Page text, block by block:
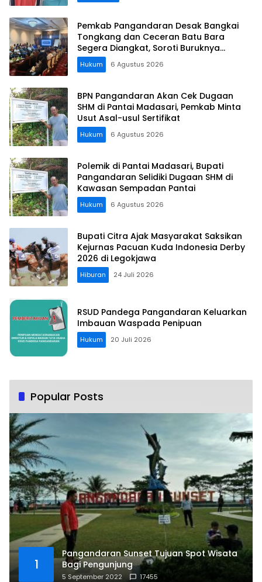
Pemkab Pangandaran Desak Bangkai
Tongkang dan Ceceran Batu Bara
Segera Diangkat, Soroti Buruknya
Koordinasi Perusahaan
Hukum 6 Agustus 2026
BPN Pangandaran Akan Cek Dugaan
SHM di Pantai Madasari, Pemkab Minta
Usut Asal-usul Sertifikat
Hukum 6 Agustus 2026
Polemik di Pantai Madasari, Bupati
Pangandaran Selidiki Dugaan SHM di
Kawasan Sempadan Pantai
Hukum 6 Agustus 2026
Bupati Citra Ajak Masyarakat Saksikan
Kejurnas Pacuan Kuda Indonesia Derby
2026 di Legokjawa
Hiburan 24 Juli 2026
RSUD Pandega Pangandaran Keluarkan
Imbauan Waspada Penipuan
Hukum 20 Juli 2026
Popular Posts
1
Pangandaran Sunset Tujuan Spot Wisata
Bagi Pengunjung
5 September 2022 17455